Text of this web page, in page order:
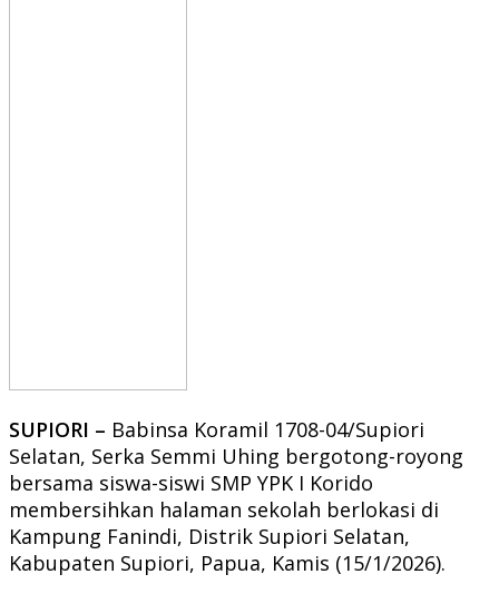
SUPIORI – Babinsa Koramil 1708-04/Supiori
Selatan, Serka Semmi Uhing bergotong-royong
bersama siswa-siswi SMP YPK I Korido
membersihkan halaman sekolah berlokasi di
Kampung Fanindi, Distrik Supiori Selatan,
Kabupaten Supiori, Papua, Kamis (15/1/2026).